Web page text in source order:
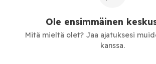
Ole ensimmäinen
Mitä mieltä olet? Jaa ajatuksesi
kanssa.